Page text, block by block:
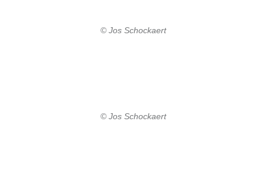
© Jos Schockaert
© Jos Schockaert